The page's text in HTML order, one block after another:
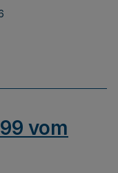
vom